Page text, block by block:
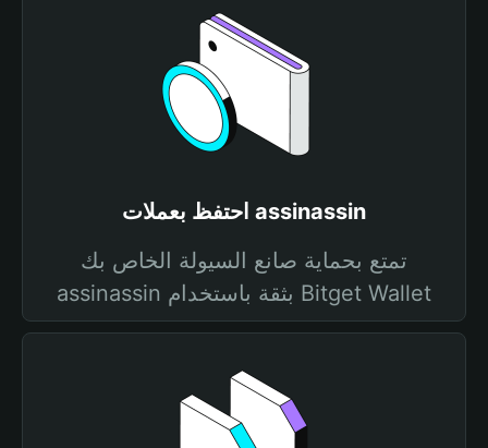
احتفظ بعملات assinassin
تمتع بحماية صانع السيولة الخاص بك
assinassin بثقة باستخدام Bitget Wallet